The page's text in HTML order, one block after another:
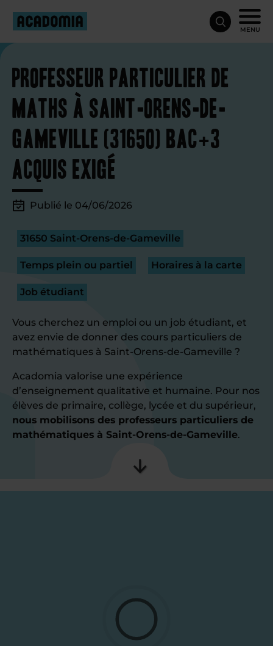
MENU
Professeur particulier de
maths à Saint-Orens-de-
Gameville (31650) Bac+3
acquis exigé
Publié le 04/06/2026
31650 Saint-Orens-de-Gameville
Temps plein ou partiel Horaires à la carte
Job étudiant
Vous cherchez un emploi ou un job étudiant, et
avez envie de donner des cours particuliers de
mathématiques à Saint-Orens-de-Gameville ?
Acadomia valorise une expérience
d’enseignement qualitative et humaine. Pour nos
élèves de primaire, collège, lycée et du supérieur,
nous mobilisons des professeurs particuliers de
mathématiques à Saint-Orens-de-Gameville.